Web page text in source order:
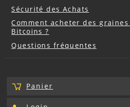
Sécurité des Achats
Comment acheter des
Bitcoins ?
Questions fréquentes
Panier